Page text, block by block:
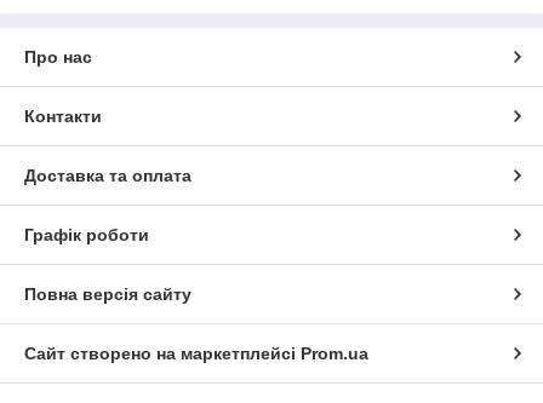
Про нас
Контакти
Доставка та оплата
Графік роботи
Повна версія сайту
Сайт створено на маркетплейсі Prom.ua